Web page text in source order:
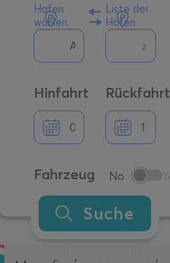
Hafen
wählen
Liste der
Häfen
Hinfahrt Rückfahrt
Fahrzeug No
Suche